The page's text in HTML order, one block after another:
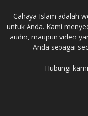
Cahaya Islam adalah
untuk Anda. Kami
audio, maupun video
Anda sebagai
Hubungi